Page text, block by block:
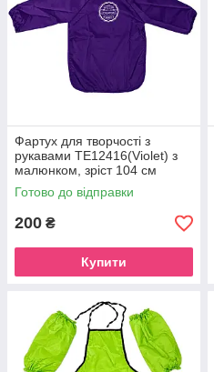
Фартух для творчості з
рукавами ТЕ12416(Violet) з
малюнком, зріст 104 см
Готово до відправки
200 ₴
Купити